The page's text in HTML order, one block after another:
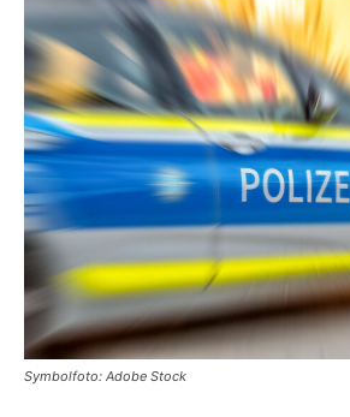
Symbolfoto: Adobe Stock